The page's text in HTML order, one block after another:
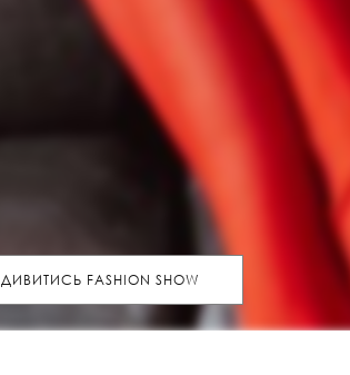
ДИВИТИСЬ FASHION SHOW